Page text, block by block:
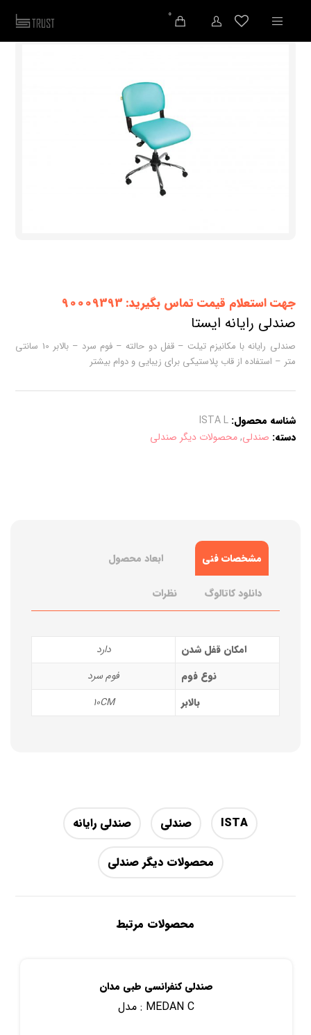
0
جهت استعلام قیمت تماس بگیرید: 90009393
صندلی رایانه ایستا
صندلی رایانه با مکانیزم تیلت – قفل دو حالته – فوم سرد – بالابر 10 سانتی
متر – استفاده از قاب پلاستیکی برای زیبایی و دوام بیشتر
شناسه محصول: ISTA L
دسته: صندلی,محصولات دیگر صندلی
مشخصات فنی ابعاد محصول
دانلود کاتالوگ نظرات
امکان قفل شدن
دارد
نوع فوم
فوم سرد
بالابر
10CM
ISTA صندلی صندلی رایانه
محصولات دیگر صندلی
محصولات مرتبط
صندلی کنفرانسی طبی مدان
مدل : MEDAN C